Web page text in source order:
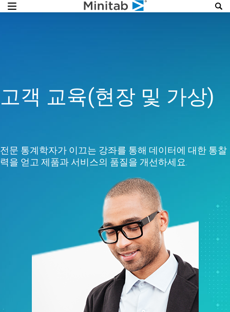
고객 교육(현장 및 가상)
전문 통계학자가 이끄는 강좌를 통해 데이터에 대한 통찰
력을 얻고 제품과 서비스의 품질을 개선하세요.